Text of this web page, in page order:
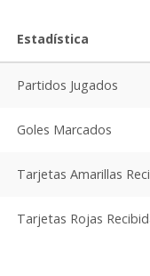
Estadística
Partidos Jugados
Goles Marcados
Tarjetas Amarillas
Tarjetas Rojas